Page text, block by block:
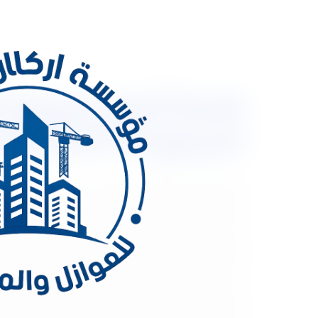
شركة أركان
المملكة للمقاولات إن متطلبــات المرحلــة الحاليــة
حمايـة البيئـة يسـتدعي تكاتـف الجهـود لإنشــاء
ومحطــات الضــخ ومحطــات التنقيــة وتنافــس
لدينا مخططات بتفصيلات مناسبه واسعار منافسة
تحت إشراف هندسي فلل – قصور – عمائر – مساجد –